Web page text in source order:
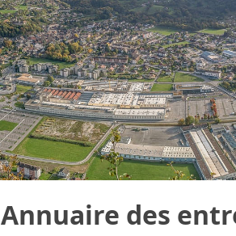
Annuaire des